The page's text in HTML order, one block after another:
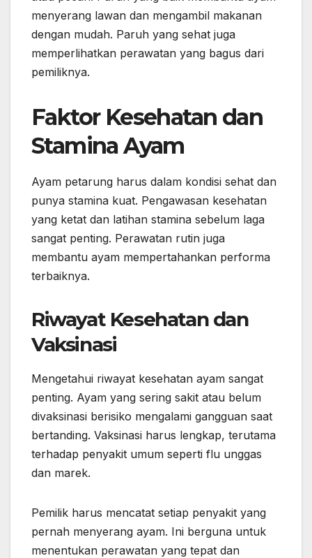
menyerang lawan dan mengambil makanan
dengan mudah. Paruh yang sehat juga
memperlihatkan perawatan yang bagus dari
pemiliknya.
Faktor Kesehatan dan
Stamina Ayam
Ayam petarung harus dalam kondisi sehat dan
punya stamina kuat. Pengawasan kesehatan
yang ketat dan latihan stamina sebelum laga
sangat penting. Perawatan rutin juga
membantu ayam mempertahankan performa
terbaiknya.
Riwayat Kesehatan dan
Vaksinasi
Mengetahui riwayat kesehatan ayam sangat
penting. Ayam yang sering sakit atau belum
divaksinasi berisiko mengalami gangguan saat
bertanding. Vaksinasi harus lengkap, terutama
terhadap penyakit umum seperti flu unggas
dan marek.
Pemilik harus mencatat setiap penyakit yang
pernah menyerang ayam. Ini berguna untuk
menentukan perawatan yang tepat dan